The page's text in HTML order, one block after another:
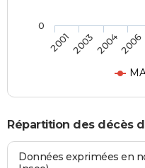
2001200320042006
0
Répartition des décès
Données exprimées en